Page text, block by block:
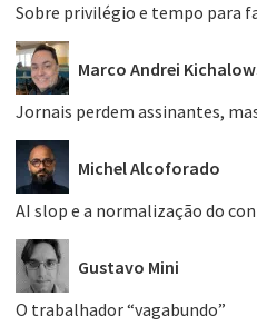
Sobre privilégio e tempo para
Marco Andrei
Jornais perdem assinantes,
Michel Alcoforado
AI slop e a normalização do
Gustavo Mini
O trabalhador “vagabundo”